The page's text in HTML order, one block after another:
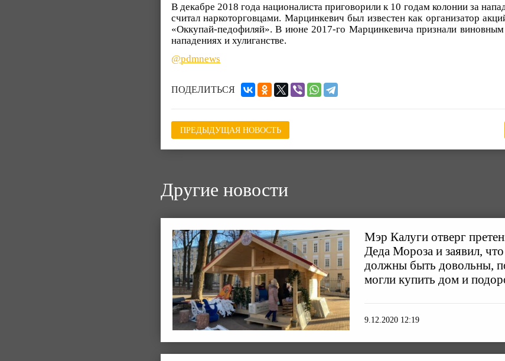
В декабре 2018 года националиста приговорили к 10 годам колонии за
считал наркоторговцами. Марцинкевич был известен как организатор
«Оккупай-педофиляй». В июне 2017-го Марцинкевича признали виновным
нападениях и хулиганстве.
@pdmnews
ПОДЕЛИТЬСЯ
ПРЕДЫДУЩАЯ НОВОСТЬ
Другие новости
Мэр Калуги отверг
Деда Мороза и заявил,
должны быть довольны,
могли купить дом и
9.12.2020 12:19